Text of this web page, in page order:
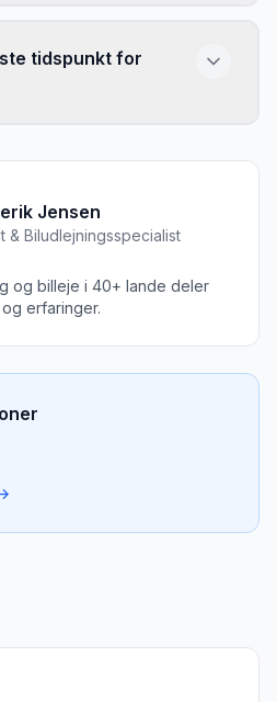
tidspunkt for
Jensen
& Biludlejningsspecialist
og billeje i 40+ lande deler
erfaringer.